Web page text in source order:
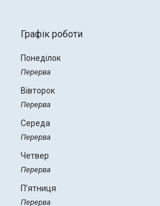
Графік роботи
Понеділок
Вівторок
Середа
Четвер
Пʼятниця